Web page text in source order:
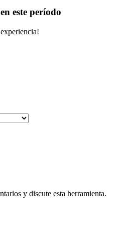
este período
y discute esta herramienta.